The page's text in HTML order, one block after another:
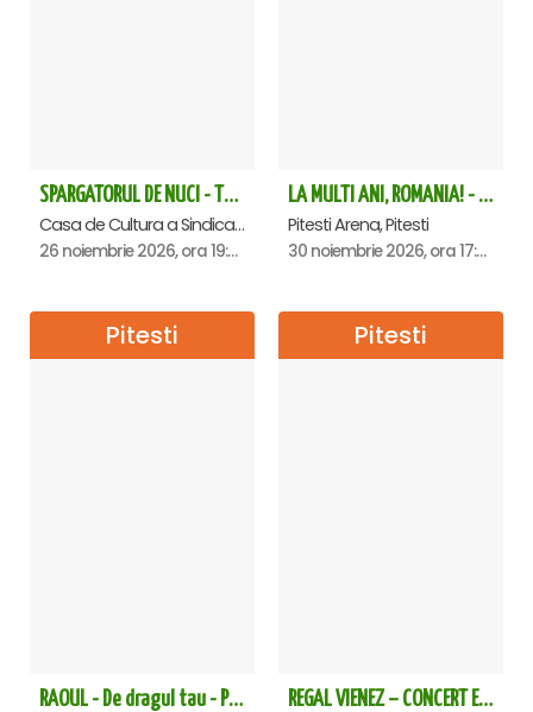
SPARGATORUL DE NUCI - Turneu National - Pitesti
Casa de Cultura a Sindicatelor , Pitesti
26 noiembrie 2026, ora 19:00
LA MULTI ANI, ROMANIA! - Pitesti
Pitesti Arena, Pitesti
30 noiembrie 2026, ora 17:00
Pitesti
RAOUL - De dragul tau - Pitesti
Pitesti
REGAL VIENEZ – CONCERT EXTRAORDINAR DE CRACIUN - Pitesti